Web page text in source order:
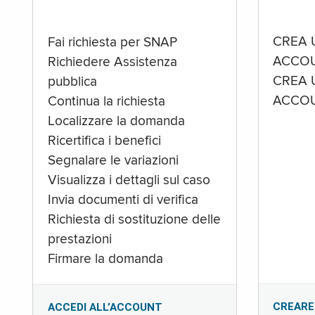
Fai richiesta per SNAP
Richiedere Assistenza
pubblica
Continua la richiesta
Localizzare la domanda
Ricertifica i benefici
Segnalare le variazioni
Visualizza i dettagli sul caso
Invia documenti di verifica
Richiesta di sostituzione delle
prestazioni
Firmare la domanda
ACCEDI ALL’ACCOUNT
CREA
CREA